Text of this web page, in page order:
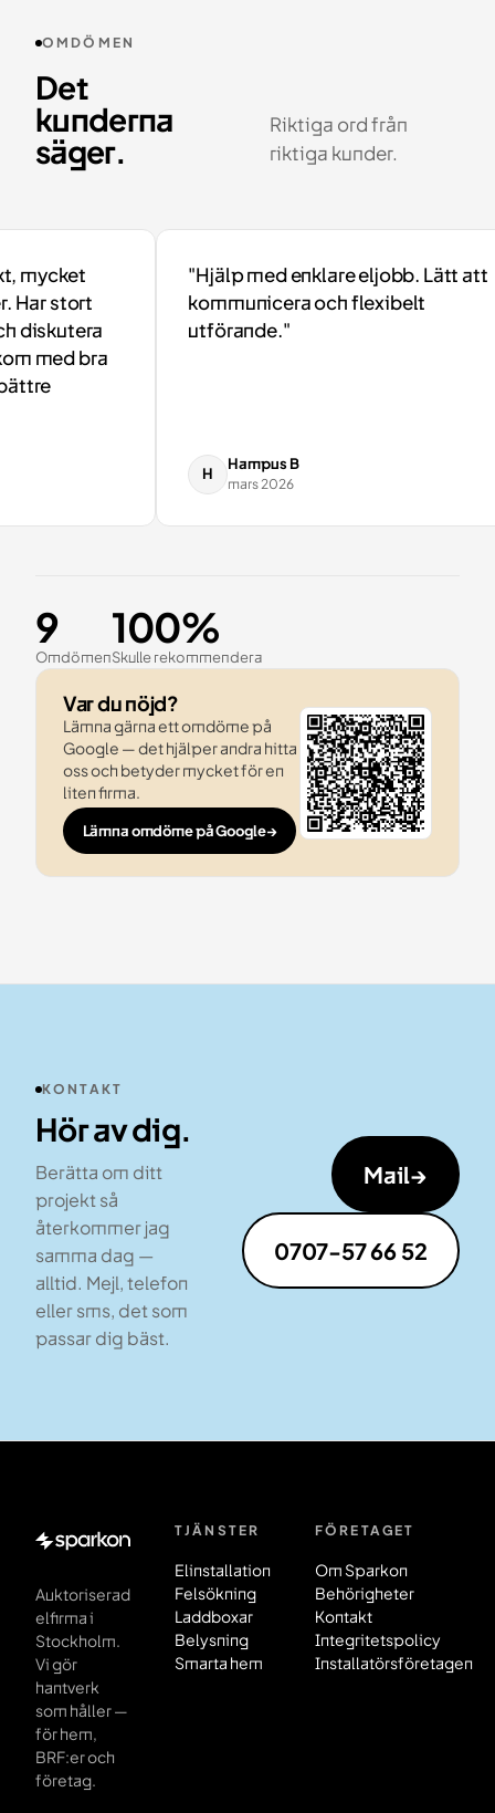
OMDÖMEN
Det
kunderna
säger.
Riktiga ord från
riktiga kunder.
stort
med bra
"Hjälp med enklare eljobb. Lätt att
kommunicera och flexibelt
utförande."
H
Hampus B
mars 2026
9
Omdömen
100%
Skulle rekommendera
Var du nöjd?
Lämna gärna ett omdöme på
Google — det hjälper andra hitta
oss och betyder mycket för en
liten firma.
Lämna omdöme på Google→
KONTAKT
Hör av dig.
Berätta om ditt
projekt så
återkommer jag
samma dag —
alltid. Mejl, telefon
eller sms, det som
passar dig bäst.
Mail→
0707-57 66 52
Sidfot
Auktoriserad
elfirma i
Stockholm.
Vi gör
hantverk
som håller —
för hem,
BRF:er och
företag.
TJÄNSTER
Elinstallation
Felsökning
Laddboxar
Belysning
Smarta hem
FÖRETAGET
Om Sparkon
Behörigheter
Kontakt
Integritetspolicy
Installatörsföretagen